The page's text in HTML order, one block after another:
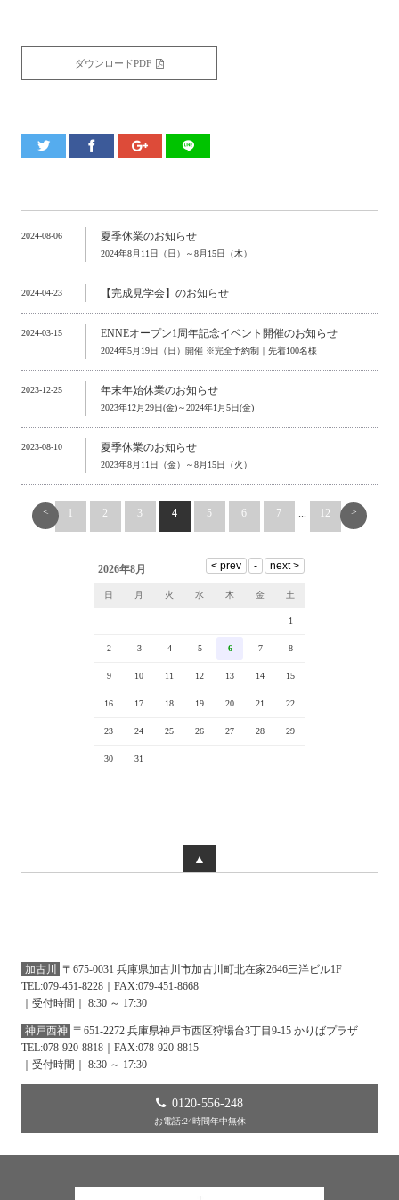
ダウンロードPDF
2024-08-06 夏季休業のお知らせ
2024年8月11日（日）～8月15日（木）
2024-04-23 【完成見学会】のお知らせ
2024-03-15 ENNEオープン1周年記念イベント開催のお知らせ
2024年5月19日（日）開催 ※完全予約制｜先着100名様
2023-12-25 年末年始休業のお知らせ
2023年12月29日(金)～2024年1月5日(金)
2023-08-10 夏季休業のお知らせ
2023年8月11日（金）～8月15日（火）
< 1 2 3 4 5 6 7 ... 12 >
2026年8月
日 月 火 水 木 金 土
1
2 3 4 5 6 7 8
9 10 11 12 13 14 15
16 17 18 19 20 21 22
23 24 25 26 27 28 29
30 31
▲
加古川
〒675-0031 兵庫県加古川市加古川町北在家2646三洋ビル1F
TEL:079-451-8228｜FAX:079-451-8668
｜受付時間｜ 8:30 ～ 17:30
神戸西神 〒651-2272 兵庫県神戸市西区狩場台3丁目9-15 かりばプラザ
TEL:078-920-8818｜FAX:078-920-8815
｜受付時間｜ 8:30 ～ 17:30
0120-556-248
お電話:24時間年中無休